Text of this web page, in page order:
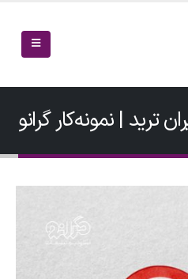
ترید | نمونه‌کار گرانو